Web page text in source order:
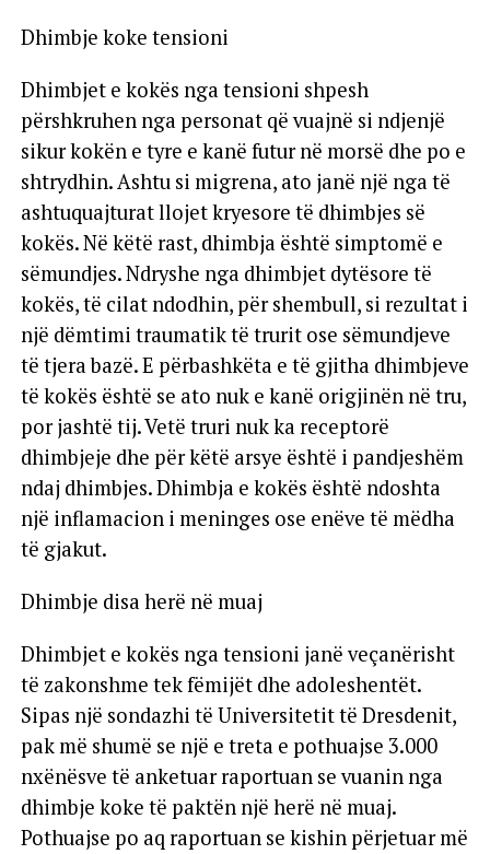
Dhimbje koke tensioni
Dhimbjet e kokës nga tensioni shpesh
përshkruhen nga personat që vuajnë si ndjenjë
sikur kokën e tyre e kanë futur në morsë dhe po e
shtrydhin. Ashtu si migrena, ato janë një nga të
ashtuquajturat llojet kryesore të dhimbjes së
kokës. Në këtë rast, dhimbja është simptomë e
sëmundjes. Ndryshe nga dhimbjet dytësore të
kokës, të cilat ndodhin, për shembull, si rezultat i
një dëmtimi traumatik të trurit ose sëmundjeve
të tjera bazë. E përbashkëta e të gjitha dhimbjeve
të kokës është se ato nuk e kanë origjinën në tru,
por jashtë tij. Vetë truri nuk ka receptorë
dhimbjeje dhe për këtë arsye është i pandjeshëm
ndaj dhimbjes. Dhimbja e kokës është ndoshta
një inflamacion i meninges ose enëve të mëdha
të gjakut.
Dhimbje disa herë në muaj
Dhimbjet e kokës nga tensioni janë veçanërisht
të zakonshme tek fëmijët dhe adoleshentët.
Sipas një sondazhi të Universitetit të Dresdenit,
pak më shumë se një e treta e pothuajse 3.000
nxënësve të anketuar raportuan se vuanin nga
dhimbje koke të paktën një herë në muaj.
Pothuajse po aq raportuan se kishin përjetuar më